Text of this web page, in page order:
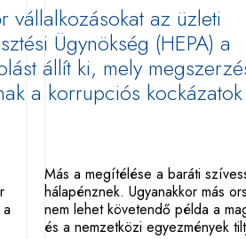
az üzleti
Ügynökség (HEPA) a
állít ki, mely
a korrupciós
Más a megítélése a baráti
hálapénznek. Ugyanakkor más
nem lehet követendő példa a
és a nemzetközi egyezmények